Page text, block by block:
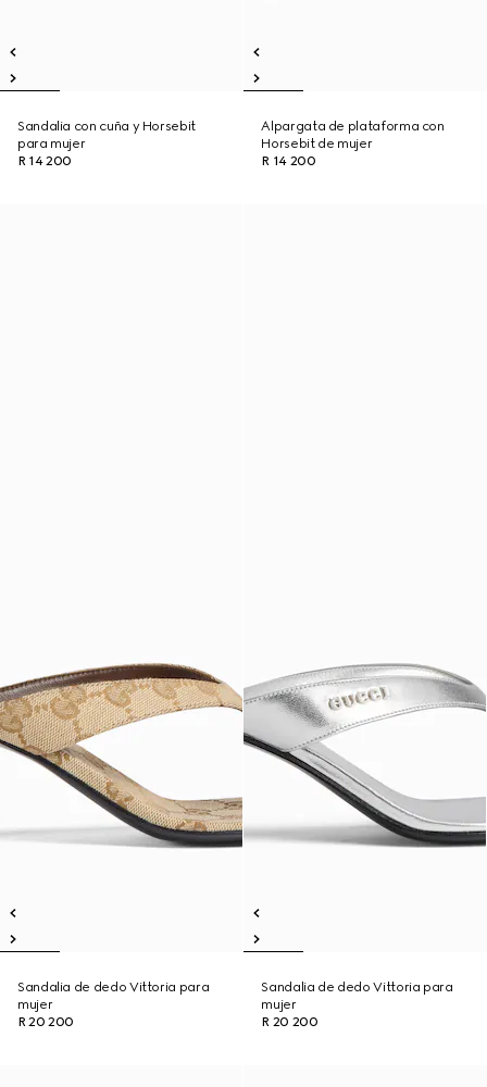
Sandalia con cuña y Horsebit
para mujer
R 14 200
Alpargata de plataforma con
Horsebit de mujer
R 14 200
Sandalia de dedo Vittoria para
mujer
R 20 200
Sandalia de dedo Vittoria para
mujer
R 20 200